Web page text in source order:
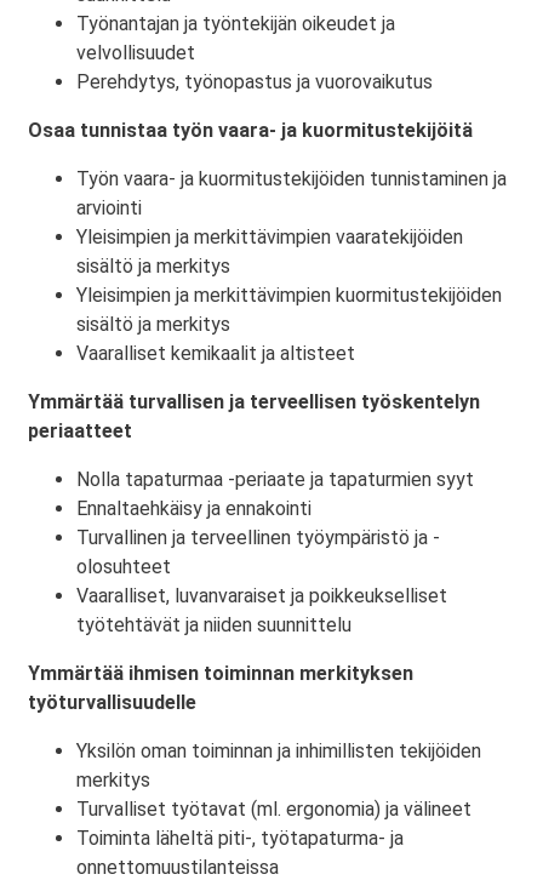
Työnantajan ja työntekijän oikeudet ja
velvollisuudet
Perehdytys, työnopastus ja vuorovaikutus
Osaa tunnistaa työn vaara- ja kuormitustekijöitä
Työn vaara- ja kuormitustekijöiden tunnistaminen ja
arviointi
Yleisimpien ja merkittävimpien vaaratekijöiden
sisältö ja merkitys
Yleisimpien ja merkittävimpien kuormitustekijöiden
sisältö ja merkitys
Vaaralliset kemikaalit ja altisteet
Ymmärtää turvallisen ja terveellisen työskentelyn
periaatteet
Nolla tapaturmaa -periaate ja tapaturmien syyt
Ennaltaehkäisy ja ennakointi
Turvallinen ja terveellinen työympäristö ja -
olosuhteet
Vaaralliset, luvanvaraiset ja poikkeukselliset
työtehtävät ja niiden suunnittelu
Ymmärtää ihmisen toiminnan merkityksen
työturvallisuudelle
Yksilön oman toiminnan ja inhimillisten tekijöiden
merkitys
Turvalliset työtavat (ml. ergonomia) ja välineet
Toiminta läheltä piti-, työtapaturma- ja
onnettomuustilanteissa